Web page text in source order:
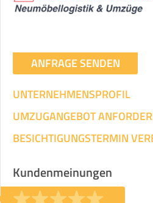
ANFRAGE SENDEN
UNTERNEHMENSPROFIL
UMZUGANGEBOT
BESICHTIGUNGSTERMIN
Kundenmeinungen